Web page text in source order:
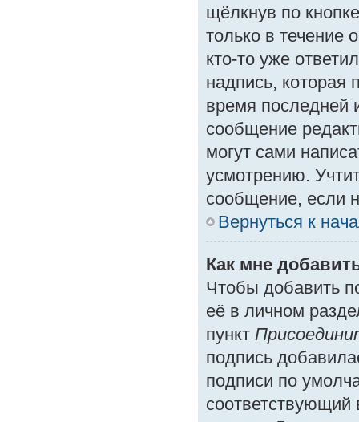
щёлкнув по
только в течение
кто-то уже
надпись, которая
время последней
сообщение
могут сами
усмотрению.
сообщение, если
Вернуться к
Как мне
Чтобы добавить
её в личном
пункт
подпись
подписи по